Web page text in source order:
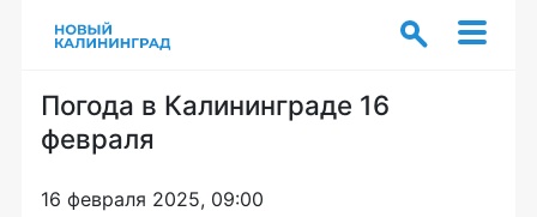
Погода в Калининграде 16
февраля
16 февраля 2025, 09:00